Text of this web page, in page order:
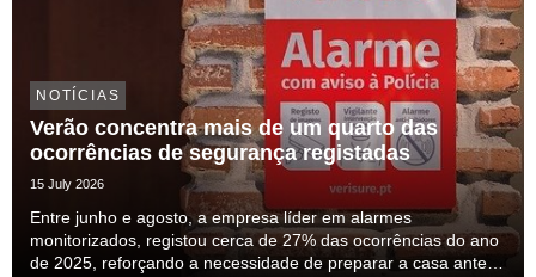
NOTÍCIAS
Verão concentra mais de um quarto das
ocorrências de segurança registadas
15 July 2026
Entre junho e agosto, a empresa líder em alarmes
monitorizados, registou cerca de 27% das ocorrências do ano
de 2025, reforçando a necessidade de preparar a casa antes